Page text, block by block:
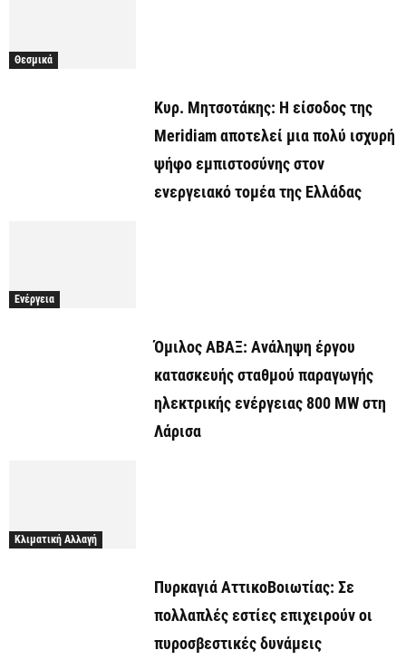
Θεσμικά
Κυρ. Μητσοτάκης: Η είσοδος της
Meridiam αποτελεί μια πολύ ισχυρή
ψήφο εμπιστοσύνης στον
ενεργειακό τομέα της Ελλάδας
Ενέργεια
Όμιλος ΑΒΑΞ: Ανάληψη έργου
κατασκευής σταθμού παραγωγής
ηλεκτρικής ενέργειας 800 ΜW στη
Λάρισα
Κλιματική Αλλαγή
Πυρκαγιά ΑττικοΒοιωτίας: Σε
πολλαπλές εστίες επιχειρούν οι
πυροσβεστικές δυνάμεις